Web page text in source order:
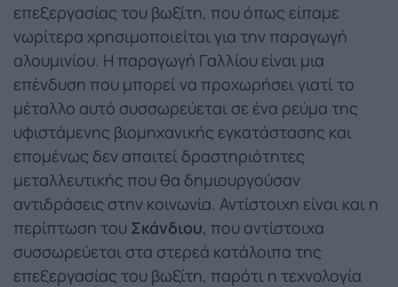
επεξεργασίας του βωξίτη, που όπως είπαμε
νωρίτερα χρησιμοποιείται για την παραγωγή
αλουμινίου. Η παραγωγή Γαλλίου είναι μια
επένδυση που μπορεί να προχωρήσει γιατί το
μέταλλο αυτό συσσωρεύεται σε ένα ρεύμα της
υφιστάμενης βιομηχανικής εγκατάστασης και
επομένως δεν απαιτεί δραστηριότητες
μεταλλευτικής που θα δημιουργούσαν
αντιδράσεις στην κοινωνία. Αντίστοιχη είναι και η
περίπτωση του Σκάνδιου, που αντίστοιχα
συσσωρεύεται στα στερεά κατάλοιπα της
επεξεργασίας του βωξίτη, παρότι η τεχνολογία